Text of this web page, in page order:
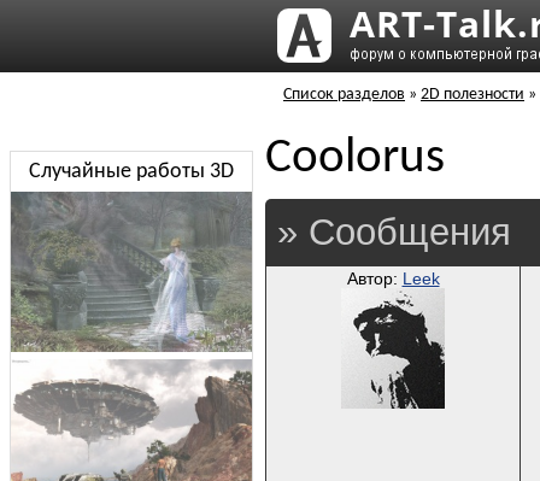
Список разделов » 2D полезности »
Coolorus
» Сообщения
Автор: Leek
Случайные работы 3D